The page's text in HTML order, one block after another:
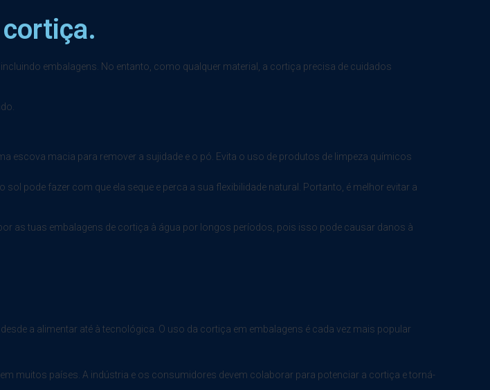
embalagens. No entanto, como qualquer material, a cortiça precisa de cuidados
escova macia para remover a sujidade e o pó. Evita o uso de produtos de limpeza químicos
pode fazer com que ela seque e perca a sua flexibilidade natural. Portanto, é melhor evitar a
as tuas embalagens de cortiça à água por longos períodos, pois isso pode causar danos à
a alimentar até à tecnológica. O uso da cortiça em embalagens é cada vez mais popular
muitos países. A indústria e os consumidores devem colaborar para potenciar a cortiça e torná-